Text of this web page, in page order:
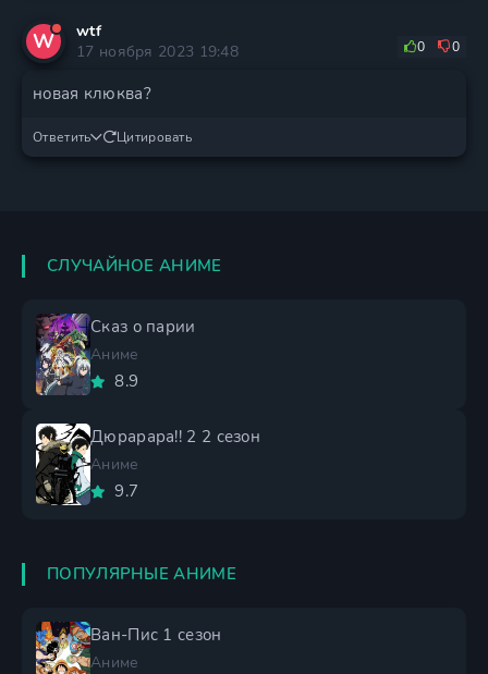
W
wtf
17 ноября 2023 19:48
0 0
новая клюква?
Ответить Цитировать
СЛУЧАЙНОЕ АНИМЕ
Сказ о парии
Аниме
8.9
Дюрарара!! 2 2 сезон
Аниме
9.7
ПОПУЛЯРНЫЕ АНИМЕ
Ван-Пис 1 сезон
Аниме